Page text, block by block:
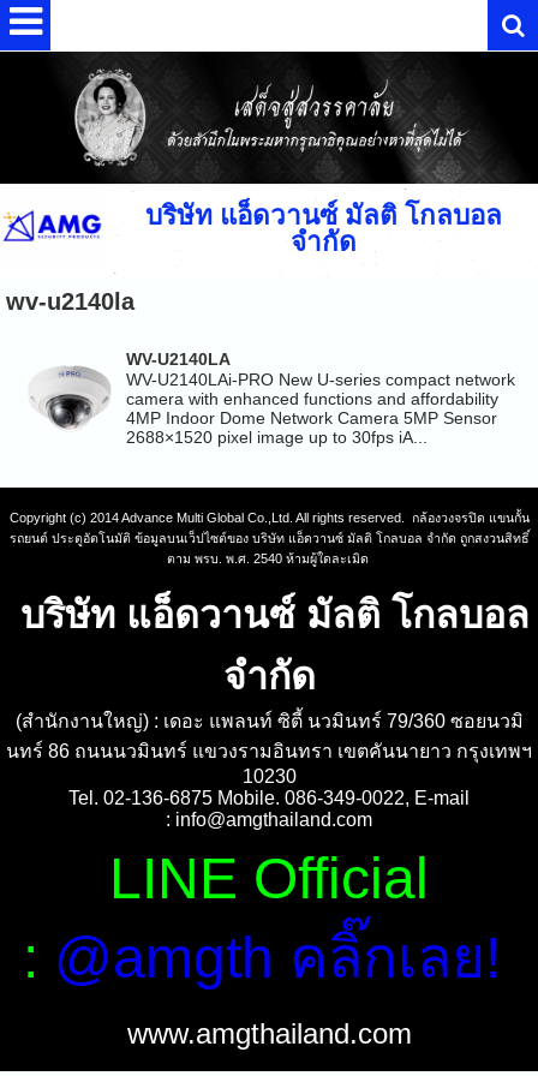
บริษัท แอ็ดวานซ์ มัลติ โกลบอล
จำกัด
wv-u2140la
WV-U2140LA
WV-U2140LAi-PRO New U-series compact network
camera with enhanced functions and affordability
4MP Indoor Dome Network Camera 5MP Sensor
2688×1520 pixel image up to 30fps iA...
Copyright (c) 2014 Advance Multi Global Co.,Ltd. All rights reserved. กล้องวงจรปิด แขนกั้น
รถยนต์ ประตูอัตโนมัติ ข้อมูลบนเว็ปไซต์ของ บริษัท แอ็ดวานซ์ มัลติ โกลบอล จำกัด ถูกสงวนสิทธิ์
ตาม พรบ. พ.ศ. 2540 ห้ามผู้ใดละเมิด
บริษัท แอ็ดวานซ์ มัลติ โกลบอล
จำกัด
(สำนักงานใหญ่) : เดอะ แพลนท์ ซิตี้ นวมินทร์ 79/360 ซอยนวมิ
นทร์ 86 ถนนนวมินทร์ แขวงรามอินทรา เขตคันนายาว กรุงเทพฯ
10230
Tel. 02-136-6875 Mobile. 086-349-0022, E-mail
: info@amgthailand.com
LINE Official
: @amgth คลิ๊กเลย!
www.amgthailand.com